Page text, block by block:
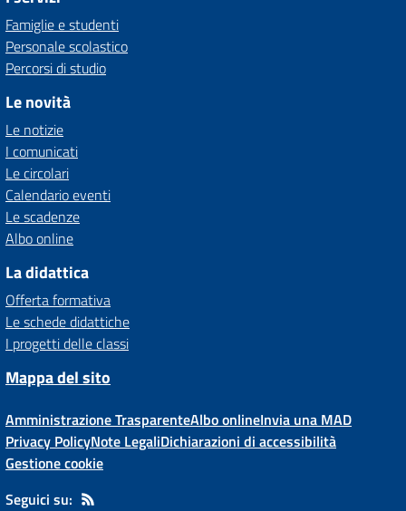
Famiglie e studenti
Personale scolastico
Percorsi di studio
Le novità
Le notizie
I comunicati
Le circolari
Calendario eventi
Le scadenze
Albo online
La didattica
Offerta formativa
Le schede didattiche
I progetti delle classi
Mappa del sito
Amministrazione TrasparenteAlbo onlineInvia una MAD
Privacy PolicyNote LegaliDichiarazioni di accessibilità
Gestione cookie
Seguici su: